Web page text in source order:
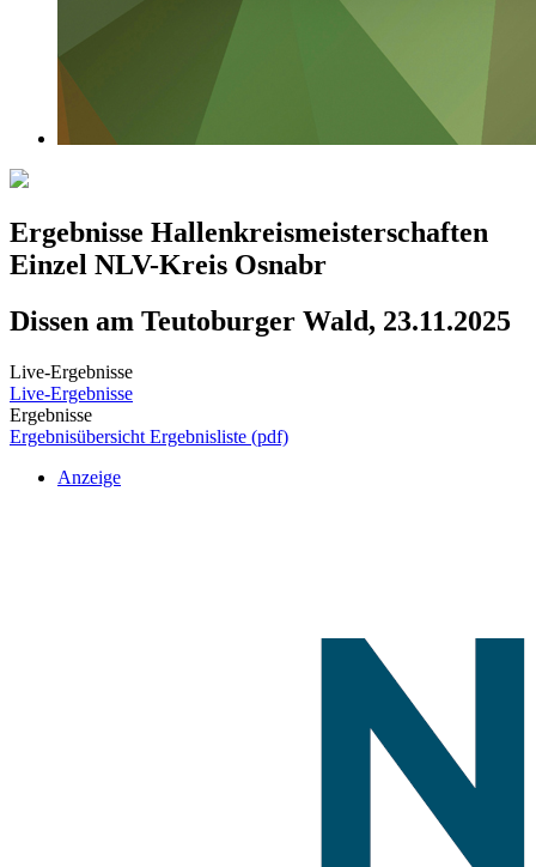
Ergebnisse Hallenkreismeisterschaften
Einzel NLV-Kreis Osnabr
Dissen am Teutoburger Wald, 23.11.2025
Live-Ergebnisse
Live-Ergebnisse
Ergebnisse
Ergebnisübersicht Ergebnisliste (pdf)
Anzeige